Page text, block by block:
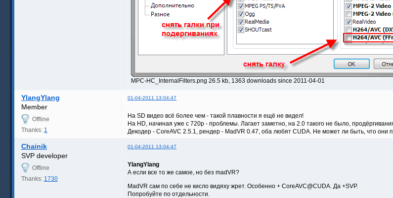
MPC-HC_InternalFilters.png 26.5 kb, 1363 downloads since 2011-04-01
YlangYlang 01-04-2011 13:04:47
Member
Offline
Thanks: 1
На SD видео всё более чем - такой плавности я ещё не видел!
На HD, начиная уже с 720р - проблемы. Лагает заметно, на 2.0 такого не было,
Декодер - CoreAVC 2.5.1, рендер - MadVR 0.47, оба любят CUDA. Не может ли быть, что они
Chainik 01-04-2011 13:04:47
SVP developer
Offline
Thanks: 1730
YlangYlang
А если все то же самое, но без madVR?
MadVR сам по себе не кисло видяху жрет. Особенно + CoreAVC@CUDA. Да +SVP.
Попробуйте по отдельности.